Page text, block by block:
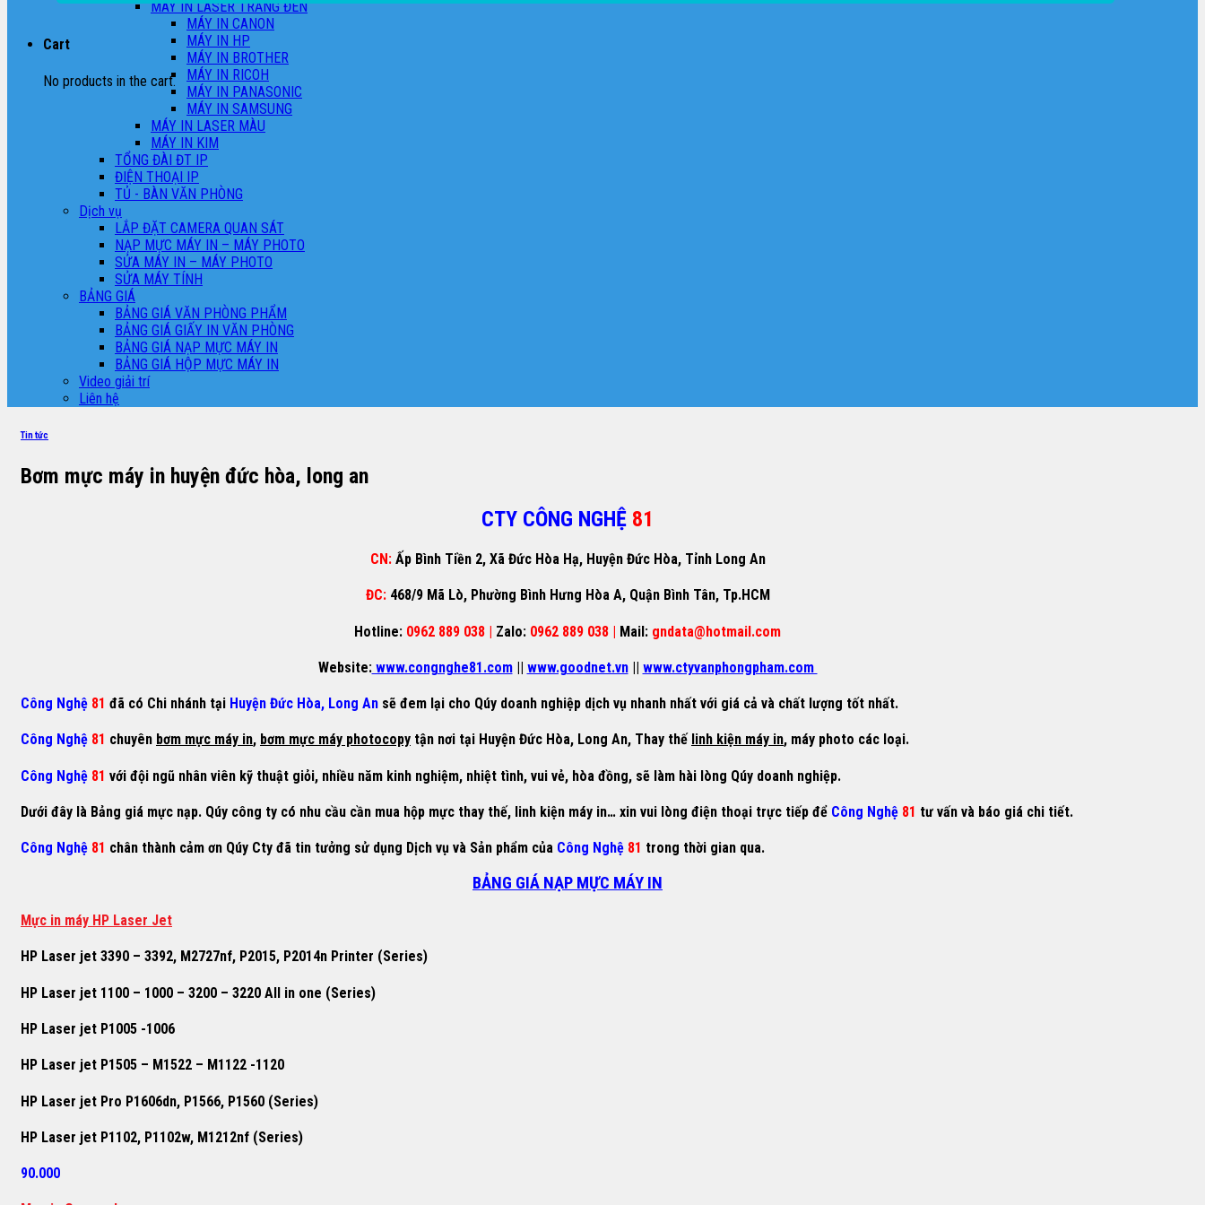
Cart
No products in the cart.
MÁY IN LASER TRẮNG ĐEN
MÁY IN CANON
MÁY IN HP
MÁY IN BROTHER
MÁY IN RICOH
MÁY IN PANASONIC
MÁY IN SAMSUNG
MÁY IN LASER MÀU
MÁY IN KIM
TỔNG ĐÀI ĐT IP
ĐIỆN THOẠI IP
TỦ - BÀN VĂN PHÒNG
Dịch vụ
LẮP ĐẶT CAMERA QUAN SÁT
NẠP MỰC MÁY IN – MÁY PHOTO
SỬA MÁY IN – MÁY PHOTO
SỬA MÁY TÍNH
BẢNG GIÁ
BẢNG GIÁ VĂN PHÒNG PHẨM
BẢNG GIÁ GIẤY IN VĂN PHÒNG
BẢNG GIÁ NẠP MỰC MÁY IN
BẢNG GIÁ HỘP MỰC MÁY IN
Video giải trí
Liên hệ
Tin tức
Bơm mực máy in huyện đức hòa, long an
CTY CÔNG NGHỆ 81
CN: Ấp Bình Tiền 2, Xã Đức Hòa Hạ, Huyện Đức Hòa, Tỉnh Long An
ĐC: 468/9 Mã Lò, Phường Bình Hưng Hòa A, Quận Bình Tân, Tp.HCM
Hotline: 0962 889 038 | Zalo: 0962 889 038 | Mail: gndata@hotmail.com
Website:www.congnghe81.com || www.goodnet.vn || www.ctyvanphongpham.com
Công Nghệ 81 đã có Chi nhánh tại Huyện Đức Hòa, Long An sẽ đem lại cho Qúy doanh nghiệp dịch vụ nhanh nhất với giá cả và chất lượng tốt nhất.
Công Nghệ 81 chuyên bơm mực máy in, bơm mực máy photocopy tận nơi tại Huyện Đức Hòa, Long An, Thay thế linh kiện máy in, máy photo các loại.
Công Nghệ 81 với đội ngũ nhân viên kỹ thuật giỏi, nhiều năm kinh nghiệm, nhiệt tình, vui vẻ, hòa đồng, sẽ làm hài lòng Qúy doanh nghiệp.
Dưới đây là Bảng giá mực nạp. Qúy công ty có nhu cầu cần mua hộp mực thay thế, linh kiện máy in… xin vui lòng điện thoại trực tiếp để Công Nghệ 81 tư vấn và báo giá chi tiết.
Công Nghệ 81 chân thành cảm ơn Qúy Cty đã tin tưởng sử dụng Dịch vụ và Sản phẩm của Công Nghệ 81 trong thời gian qua.
BẢNG GIÁ NẠP MỰC MÁY IN
Mực in máy HP Laser Jet
HP Laser jet 3390 – 3392, M2727nf, P2015, P2014n Printer (Series)
HP Laser jet 1100 – 1000 – 3200 – 3220 All in one (Series)
HP Laser jet P1005 -1006
HP Laser jet P1505 – M1522 – M1122 -1120
HP Laser jet Pro P1606dn, P1566, P1560 (Series)
HP Laser jet P1102, P1102w, M1212nf (Series)
90.000